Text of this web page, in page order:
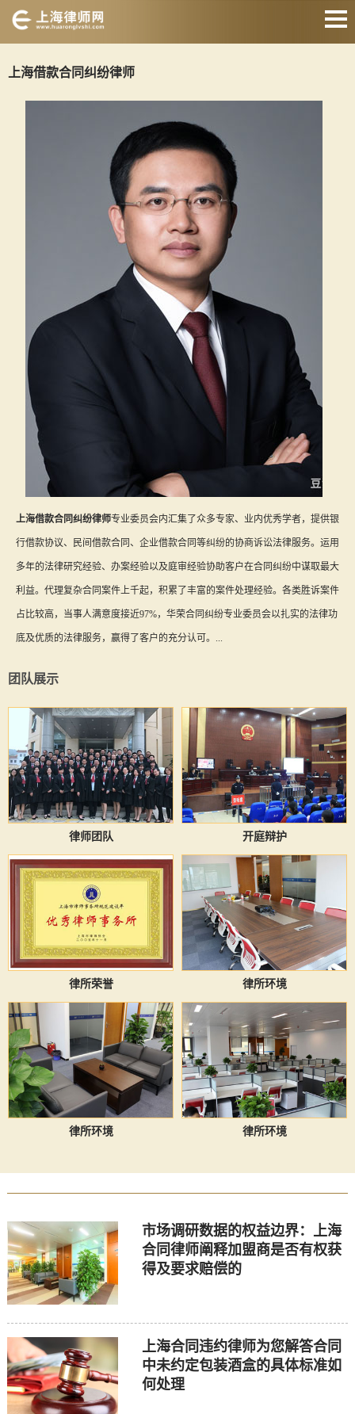
房产纠纷律师
合同纠纷律师
征地拆迁律师
交通事故律师
关于我们
上海借款合同纠纷律师
上海借款合同纠纷律师专业委员会内汇集了众多专家、业内优秀学者，提供银
行借款协议、民间借款合同、企业借款合同等纠纷的协商诉讼法律服务。运用
多年的法律研究经验、办案经验以及庭审经验协助客户在合同纠纷中谋取最大
利益。代理复杂合同案件上千起，积累了丰富的案件处理经验。各类胜诉案件
占比较高，当事人满意度接近97%，华荣合同纠纷专业委员会以扎实的法律功
底及优质的法律服务，赢得了客户的充分认可。...
团队展示
律师团队 开庭辩护
律所荣誉 律所环境
律所环境 律所环境
市场调研数据的权益边界：上海
合同律师阐释加盟商是否有权获
得及要求赔偿的
上海合同违约律师为您解答合同
中未约定包装酒盒的具体标准如
何处理